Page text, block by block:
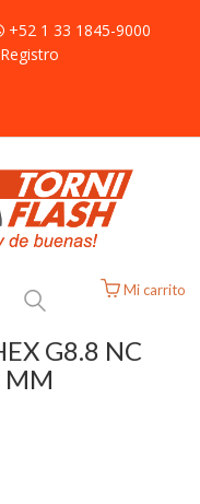
+52 1 33 1845-9000
Registro
Mi carrito
G8.8 NC
MM